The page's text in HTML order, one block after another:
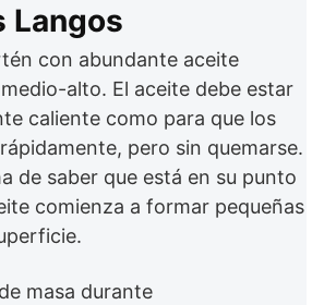
Langos
con abundante aceite
alto. El aceite debe estar
caliente como para que los
pero sin quemarse.
de saber que está en su punto
comienza a formar pequeñas
masa durante